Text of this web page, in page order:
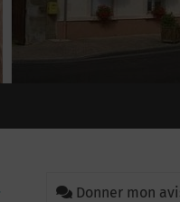
Donner mon